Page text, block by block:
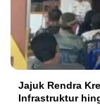
Jajuk Rendra
Infrastruktur